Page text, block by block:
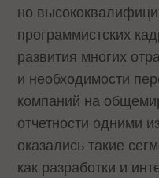
но
программистских
развития многих
и необходимости
компаний на
отчетности одними
оказались такие
как разработки и